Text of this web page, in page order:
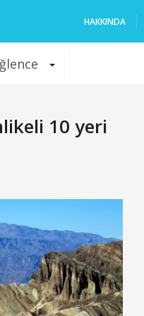
HAKKINDA
10 yeri